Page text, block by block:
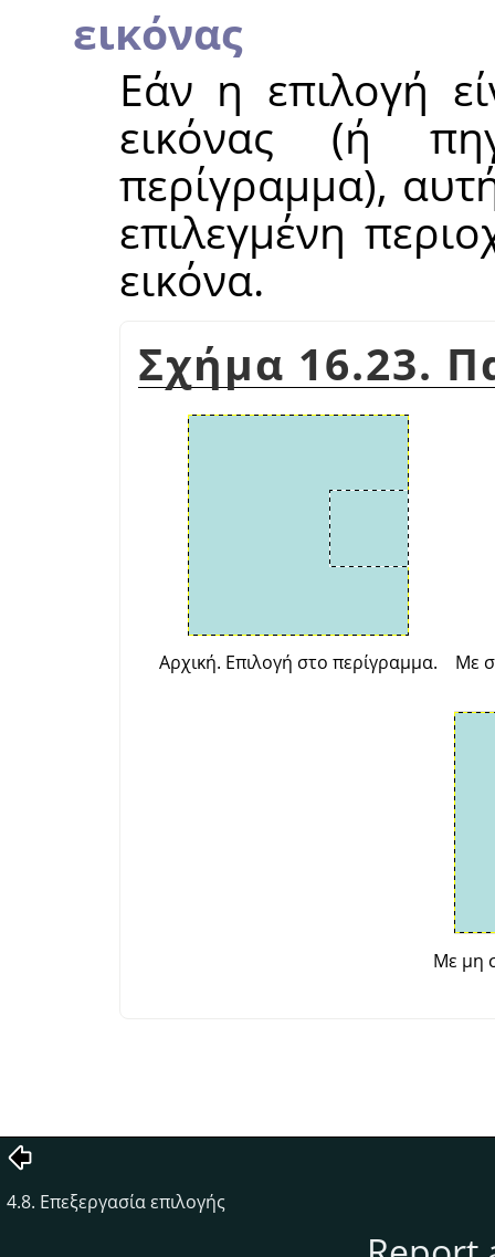
εικόνας
Εάν η επιλογή
εικόνας (ή
περίγραμμα),
επιλεγμένη
εικόνα.
Σχήμα 16.23.
Αρχική. Επιλογή στο περίγραμμα. Με
Με μη
4.8. Επεξεργασία επιλογής